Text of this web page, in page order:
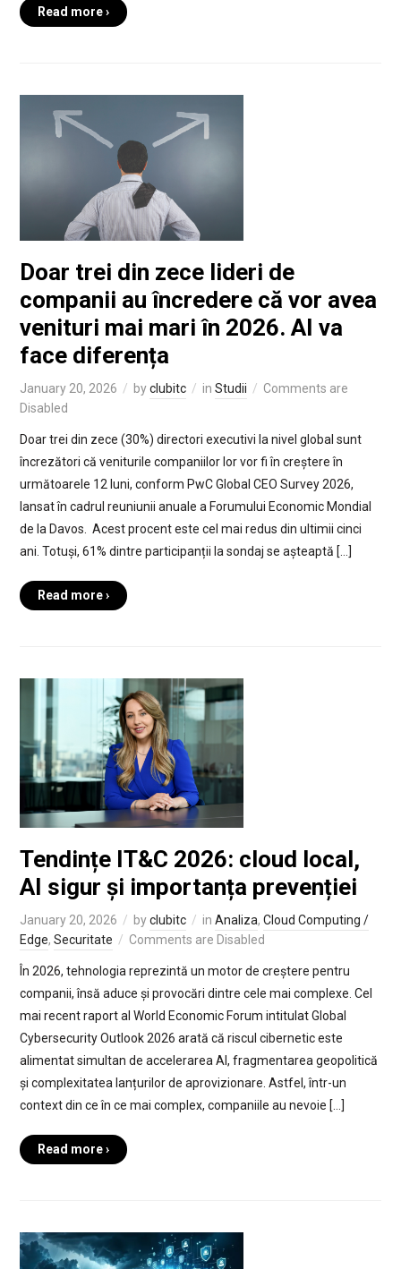
Read more ›
Doar trei din zece lideri de
companii au încredere că vor avea
venituri mai mari în 2026. AI va
face diferența
January 20, 2026 byclubitc in Studii
Comments are
Disabled
Doar trei din zece (30%) directori executivi la nivel global sunt
încrezători că veniturile companiilor lor vor fi în creștere în
următoarele 12 luni, conform PwC Global CEO Survey 2026,
lansat în cadrul reuniunii anuale a Forumului Economic Mondial
de la Davos. Acest procent este cel mai redus din ultimii cinci
ani. Totuși, 61% dintre participanții la sondaj se așteaptă […]
Read more ›
Tendințe IT&C 2026: cloud local,
AI sigur și importanța prevenției
January 20, 2026 byclubitc in Analiza, Cloud Computing /
Edge, Securitate Comments are Disabled
În 2026, tehnologia reprezintă un motor de creștere pentru
companii, însă aduce și provocări dintre cele mai complexe. Cel
mai recent raport al World Economic Forum intitulat Global
Cybersecurity Outlook 2026 arată că riscul cibernetic este
alimentat simultan de accelerarea AI, fragmentarea geopolitică
și complexitatea lanțurilor de aprovizionare. Astfel, într-un
context din ce în ce mai complex, companiile au nevoie […]
Read more ›